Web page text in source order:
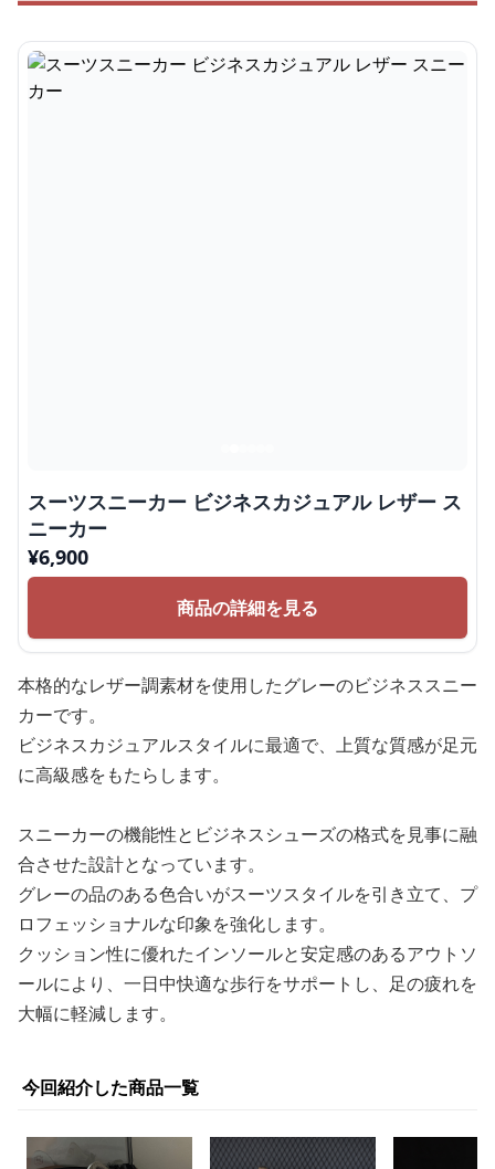
スーツスニーカー ビジネスカジュアル レザー ス
ニーカー
¥6,900
商品の詳細を見る
本格的なレザー調素材を使用したグレーのビジネススニー
カーです。
ビジネスカジュアルスタイルに最適で、上質な質感が足元
に高級感をもたらします。
スニーカーの機能性とビジネスシューズの格式を見事に融
合させた設計となっています。
グレーの品のある色合いがスーツスタイルを引き立て、プ
ロフェッショナルな印象を強化します。
クッション性に優れたインソールと安定感のあるアウトソ
ールにより、一日中快適な歩行をサポートし、足の疲れを
大幅に軽減します。
今回紹介した商品一覧